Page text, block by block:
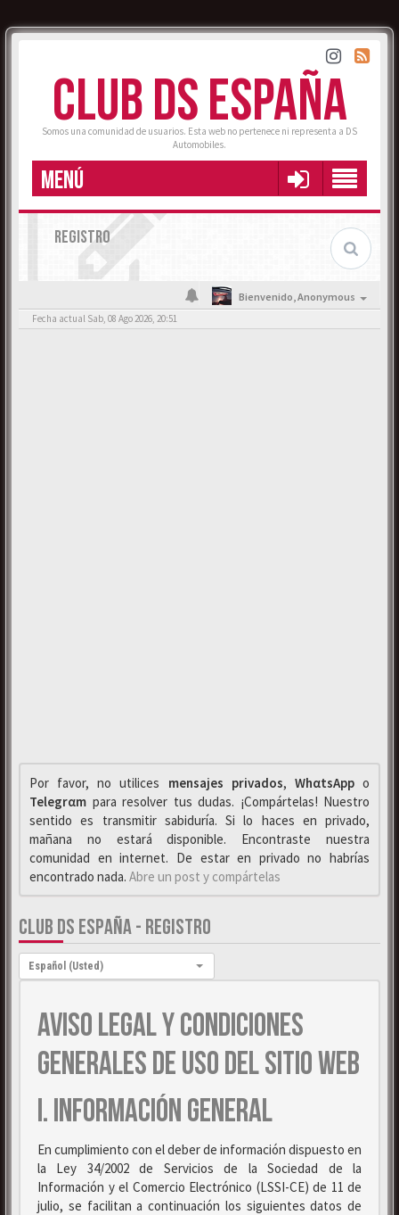
CLUB DS ESPAÑA
Somos una comunidad de usuarios. Esta web no pertenece ni representa a DS
Automobiles.
MENÚ
REGISTRO
Bienvenido,Anonymous
Fecha actual Sab, 08 Ago 2026, 20:51
Por favor, no utilices mensajes privados, WhαtsAppo
Telegrαm para resolver tus dudas. ¡Compártelas! Nuestro
sentido es transmitir sabiduría. Si lo haces en privado,
mañana no estará disponible. Encontraste nuestra
comunidad en internet. De estar en privado no habrías
encontrado nada. Abre un post y compártelas
CLUB DS ESPAÑA - REGISTRO
Idioma:
Español (Usted)
AVISO LEGAL Y CONDICIONES
GENERALES DE USO DEL SITIO WEB
I. INFORMACIÓN GENERAL
En cumplimiento con el deber de información dispuesto en
la Ley 34/2002 de Servicios de la Sociedad de la
Información y el Comercio Electrónico (LSSI-CE) de 11 de
julio, se facilitan a continuación los siguientes datos de